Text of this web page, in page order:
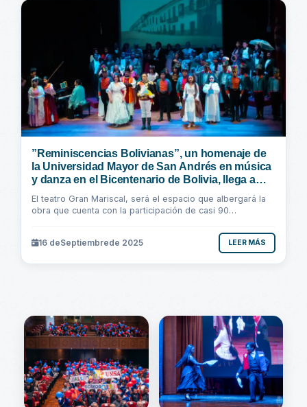
”Reminiscencias Bolivianas”, un homenaje de
la Universidad Mayor de San Andrés en música
y danza en el Bicentenario de Bolivia, llega a
El teatro Gran Mariscal, será el espacio que albergará la
obra que cuenta con la participación de casi 90
16 deSeptiembrede 2025 LEER MÁS